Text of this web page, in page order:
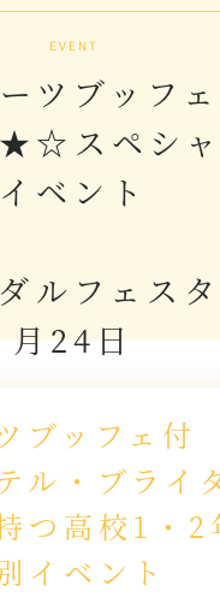
EVENT
ツブッフ
★☆スペシ
イベント
ルフェス
月24日
ブッフェ付
ル・ブライ
つ高校1・2
イベント